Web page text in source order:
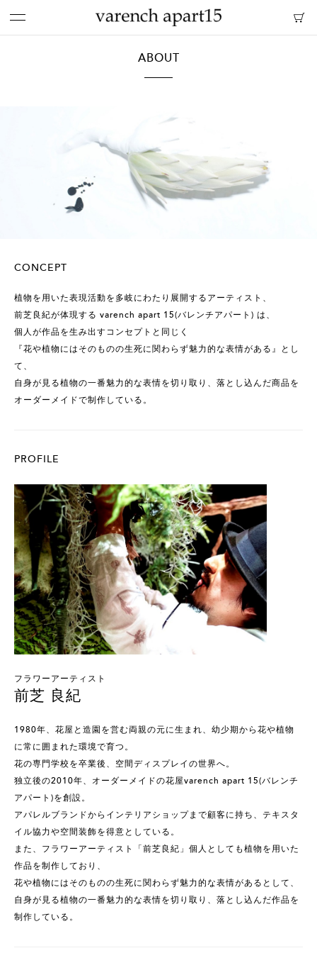
ABOUT
CONCEPT
植物を用いた表現活動を多岐にわたり展開するアーティスト、
前芝良紀が体現する varench apart 15(バレンチアパート) は、
個人が作品を生み出すコンセプトと同じく
『花や植物にはそのものの生死に関わらず魅力的な表情がある』とし
て、
自身が見る植物の一番魅力的な表情を切り取り、落とし込んだ商品を
オーダーメイドで制作している。
PROFILE
フラワーアーティスト
前芝 良紀
1980年、花屋と造園を営む両親の元に生まれ、幼少期から花や植物
に常に囲まれた環境で育つ。
花の専門学校を卒業後、空間ディスプレイの世界へ。
独立後の2010年、オーダーメイドの花屋varench apart 15(バレンチ
アパート)を創設。
アパレルブランドからインテリアショップまで顧客に持ち、テキスタ
イル協力や空間装飾を得意としている。
また、フラワーアーティスト「前芝良紀」個人としても植物を用いた
作品を制作しており、
花や植物にはそのものの生死に関わらず魅力的な表情があるとして、
自身が見る植物の一番魅力的な表情を切り取り、落とし込んだ作品を
制作している。